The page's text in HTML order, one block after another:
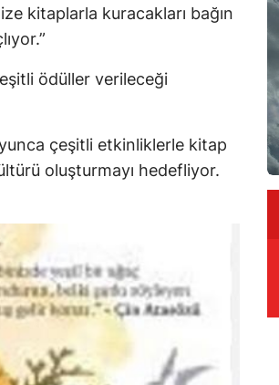
Kütahya
Manisa
Mardin
Niğde
Ordu
kitaplarla kuracakları bağın
ödüller verileceği
çeşitli etkinliklerle kitap
oluşturmayı hedefliyor.